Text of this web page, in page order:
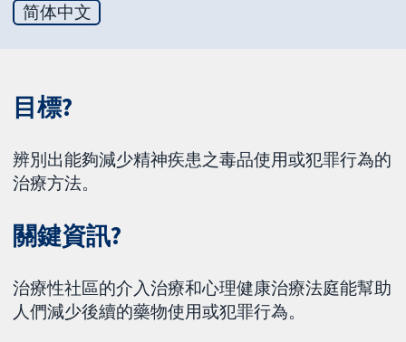
简体中文
目標?
辨別出能夠減少精神疾患之毒品使用或犯罪行為的
治療方法。
關鍵資訊?
治療性社區的介入治療和心理健康治療法庭能幫助
人們減少後續的藥物使用或犯罪行為。